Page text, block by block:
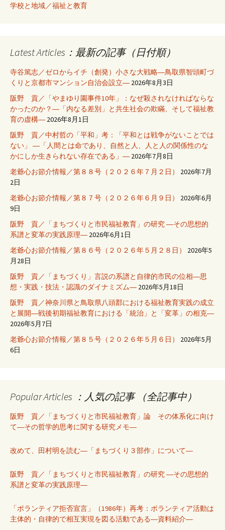
学校と地域／福祉と教育
Latest Articles：最新の記事（日付順）
寺谷篤志／ゼロからイチ（創発）小さな大戦略―鳥取県智頭町づ
くりと京都市マンション自治会設立― 2026年8月3日
阪野 貢／「やまゆり園事件10年」：なぜ殺されなければならな
かったのか？―「内なる差別」と共生社会の欺瞞、そして福祉教
育の虚構― 2026年8月1日
阪野 貢／中村哲の「平和」考：「平和とは戦争がないことでは
ない」 ―「人間とは命であり、自然と人、人と人の関係性のな
かにしか生きられない存在である」― 2026年7月8日
老爺心お節介情報／第８８号（２０２６年７月２日）
2026年7月
2日
老爺心お節介情報／第８７号（２０２６年６月９日）
2026年6月
9日
阪野 貢／「まちづくりと市民福祉教育」の研究 ―その思想的
系譜と変革の実践原理― 2026年6月1日
老爺心お節介情報／第８６号（２０２６年５月２８日）
2026年5
月28日
阪野 貢／「まちづくり」言説の系譜と自律的市民の位相―思
想・実践・技法・認識のダイナミズム― 2026年5月18日
阪野 貢／神奈川県と鳥取県八頭郡における福祉教育実践の成立
と展開―戦後初期福祉教育における「統治」と「変革」の相克―
2026年5月7日
老爺心お節介情報／第８５号（２０２６年５月６日）
2026年5月
6日
Popular Articles ：人気の記事 （全記事中）
阪野 貢／「まちづくりと市民福祉教育」論 その体系化に向け
て―その哲学的思考に関する研究メモ―
改めて、田村明を読む―「まちづくり３部作」について―
阪野 貢／「まちづくりと市民福祉教育」の研究 ―その思想的
系譜と変革の実践原理―
「ボランティア拒否宣言」（1986年）再考：ボランティア活動は
主体的・自律的で相互実現を図る活動である―資料紹介―